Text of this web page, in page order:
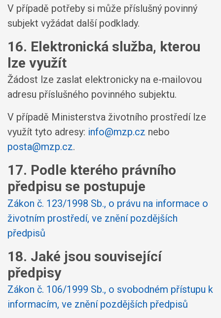
V případě potřeby si může příslušný povinný
subjekt vyžádat další podklady.
16. Elektronická služba, kterou
lze využít
Žádost lze zaslat elektronicky na e-mailovou
adresu příslušného povinného subjektu.
V případě Ministerstva životního prostředí lze
využít tyto adresy: info@mzp.cz nebo
posta@mzp.cz.
17. Podle kterého právního
předpisu se postupuje
Zákon č. 123/1998 Sb., o právu na informace o
životním prostředí, ve znění pozdějších
předpisů
18. Jaké jsou související
předpisy
Zákon č. 106/1999 Sb., o svobodném přístupu k
informacím, ve znění pozdějších předpisů